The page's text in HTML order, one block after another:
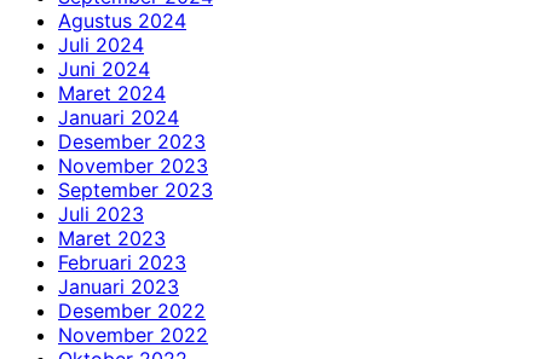
Agustus 2024
Juli 2024
Juni 2024
Maret 2024
Januari 2024
Desember 2023
November 2023
September 2023
Juli 2023
Maret 2023
Februari 2023
Januari 2023
Desember 2022
November 2022